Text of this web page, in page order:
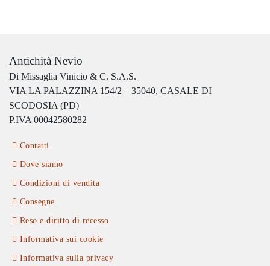
Antichità Nevio
Di Missaglia Vinicio & C. S.A.S.
VIA LA PALAZZINA 154/2 – 35040, CASALE DI
SCODOSIA (PD)
P.IVA 00042580282
Contatti
Dove siamo
Condizioni di vendita
Consegne
Reso e diritto di recesso
Informativa sui cookie
Informativa sulla privacy